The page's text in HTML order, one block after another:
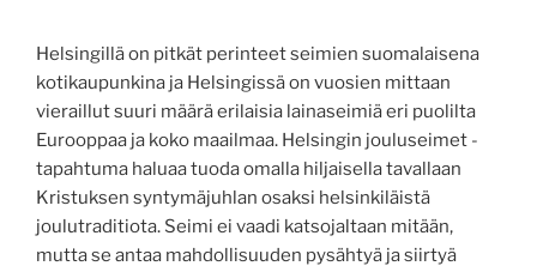
Helsingillä on pitkät perinteet seimien suomalaisena
kotikaupunkina ja Helsingissä on vuosien mittaan
vieraillut suuri määrä erilaisia lainaseimiä eri puolilta
Eurooppaa ja koko maailmaa. Helsingin jouluseimet -
tapahtuma haluaa tuoda omalla hiljaisella tavallaan
Kristuksen syntymäjuhlan osaksi helsinkiläistä
joulutraditiota. Seimi ei vaadi katsojaltaan mitään,
mutta se antaa mahdollisuuden pysähtyä ja siirtyä